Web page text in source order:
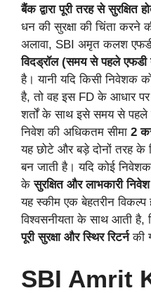
बैंक द्वारा पूरी तरह से सुरक्षित
धन की सुरक्षा की चिंता करने
अलावा, SBI अमृत कलश
विदड्रॉल (समय से पहले एफडी
है। यानी यदि किसी निवेशक
है, तो वह इस FD के आधार
शर्तों के साथ इसे समय से
निवेश की अधिकतम सीमा 2
यह छोटे और बड़े दोनों तरह के
बन जाती है। यदि कोई
केसुरक्षित और लाभकारी निवेश
यह स्कीम एक बेहतरीन
विश्वसनीयता के साथ आती
पूरी सुरक्षा और स्थिर रिटर्नकी
SBI Amrit